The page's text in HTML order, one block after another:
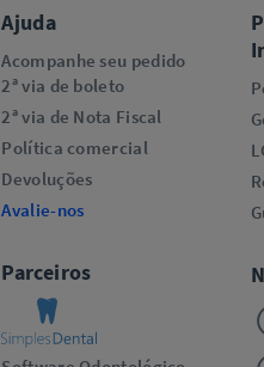
Ajuda
Acompanhe seu pedido
2ª via de boleto
2ª via de Nota Fiscal
Política comercial
Devoluções
Avalie-nos
Parceiros